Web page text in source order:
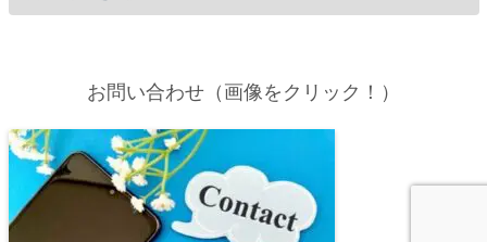
お問い合わせ（画像をクリック！）